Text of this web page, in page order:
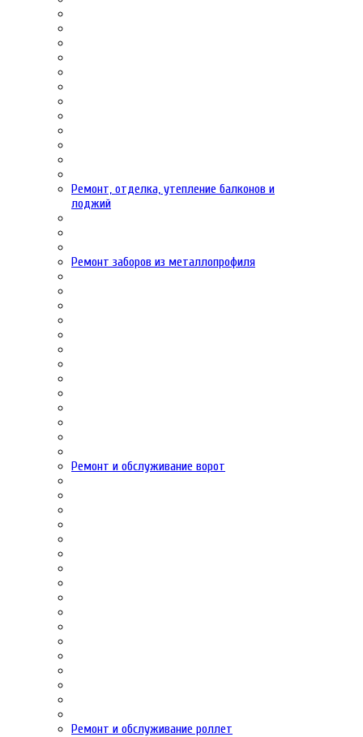
Ремонт, отделка, утепление балконов и
лоджий
Ремонт заборов из металлопрофиля
Ремонт и обслуживание ворот
Ремонт и обслуживание роллет